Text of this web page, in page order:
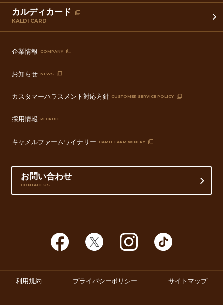
カルディカード
KALDI CARD
企業情報 COMPANY
お知らせ NEWS
カスタマーハラスメント対応方針 CUSTOMER SERVICE POLICY
採用情報 RECRUIT
キャメルファームワイナリー CAMEL FARM WINERY
お問い合わせ
CONTACT US
利用規約 プライバシーポリシー サイトマップ